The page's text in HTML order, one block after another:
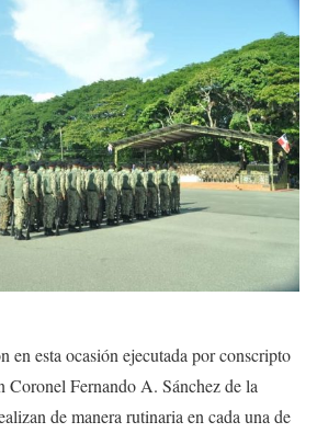
en esta ocasión ejecutada por conscripto
Coronel Fernando A. Sánchez de la
de manera rutinaria en cada una de